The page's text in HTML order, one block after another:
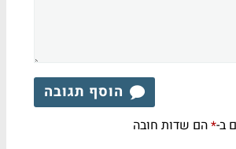
הוסף תגובה
ב-*הם שדות חובה